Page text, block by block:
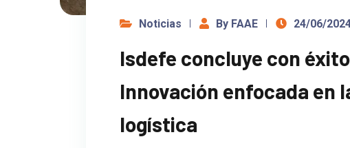
Noticias By FAAE 24/06/
Isdefe concluye con
Innovación enfocada en
logística